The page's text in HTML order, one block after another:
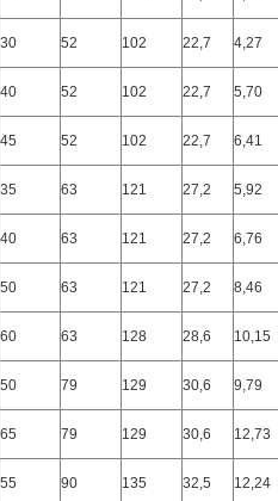
30 52 102 22,7 4,27
40 52 102 22,7 5,70
45 52 102 22,7 6,41
35 63 121 27,2 5,92
40 63 121 27,2 6,76
50 63 121 27,2 8,46
60 63 128 28,6 10,15
50 79 129 30,6 9,79
65 79 129 30,6 12,73
55 90 135 32,5 12,24